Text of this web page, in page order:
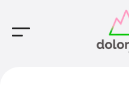
Main Navigation